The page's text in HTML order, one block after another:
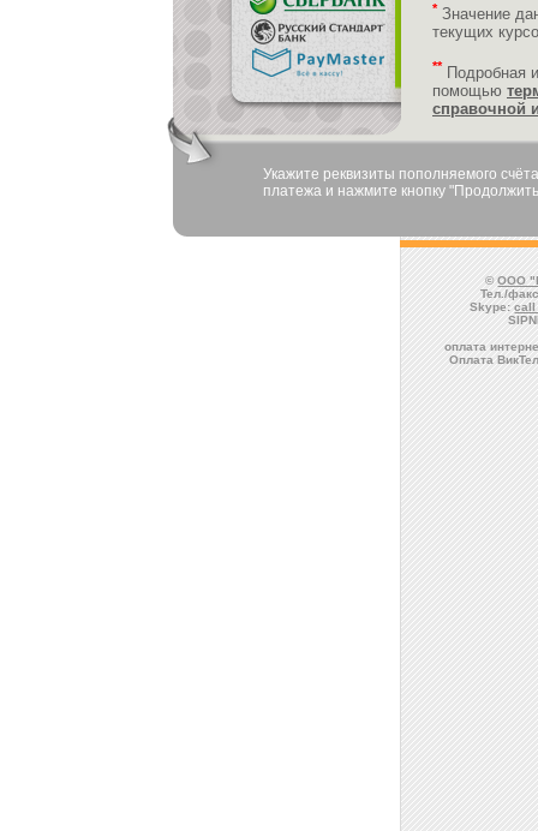
* Значение
текущих
** Подробная
помощью
справочной
Укажите реквизиты пополняемого
платежа и нажмите кнопку
©ООО
Тел./
Skype:
оплата
Оплата